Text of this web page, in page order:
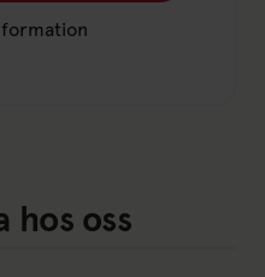
till: Föreningsinformation
hos oss